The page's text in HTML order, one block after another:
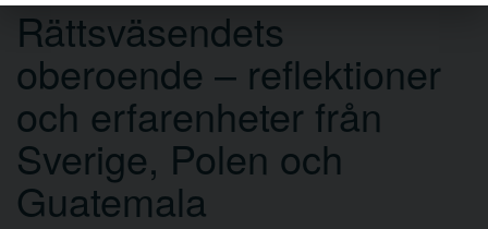
Rättsväsendets
oberoende – reflektioner
och erfarenheter från
Sverige, Polen och
Guatemala